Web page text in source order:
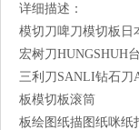
详细描述：
模切刀啤刀模切板日
宏树刀HUNGSHUH
三利刀SANLI钻石刀
板模切板滚筒
板绘图纸描图纸咪纸